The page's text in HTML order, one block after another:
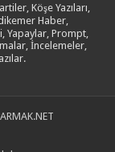
Köşe Yazıları,
Haber,
Yapaylar, Prompt,
İncelemeler,